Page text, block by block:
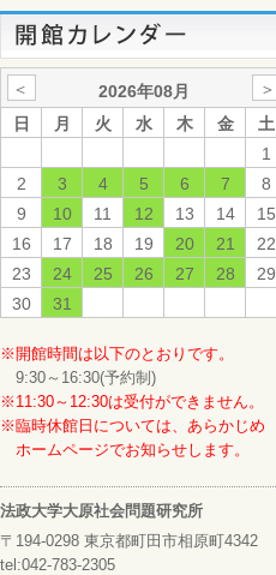
＜ 2026年08月
＞
日
月 火 水 木 金
土
1
2
3 4 5 6 7
8
9
10 11 12 13 14
15
16
17 18 19 20 21
22
23
24 25 26 27 28
29
30
31
※開館時間は以下のとおりです。
9:30～16:30(予約制)
※11:30～12:30は受付ができません。
※臨時休館日については、あらかじめ
ホームページでお知らせします。
法政大学大原社会問題研究所
〒194-0298 東京都町田市相原町4342
tel:042-783-2305